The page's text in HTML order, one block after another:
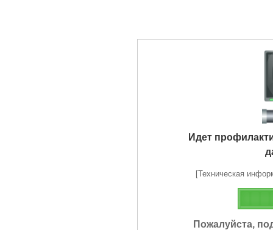
Идет
[Техническая
Пожалуйста,